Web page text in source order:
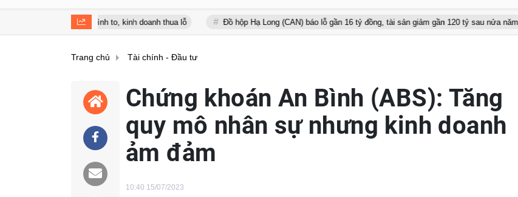
nợ vay phình to, kinh doanh thua lỗ Đồ hộp Hạ Long (CAN) báo lỗ gần 16 tỷ đồng, tài sản giảm gần 120 tỷ sau nửa năm Từ
Trang chủ Tài chính - Đầu tư
Chứng khoán An Bình (ABS): Tăng
quy mô nhân sự nhưng kinh doanh
ảm đảm
10:40 15/07/2023